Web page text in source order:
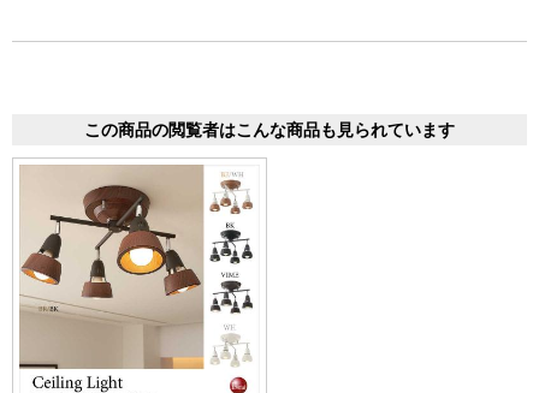
この商品の閲覧者はこんな商品も見られています